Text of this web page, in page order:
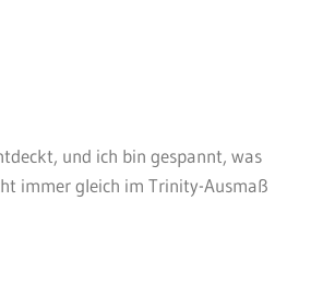
und ich bin gespannt, was
immer gleich im Trinity-Ausmaß